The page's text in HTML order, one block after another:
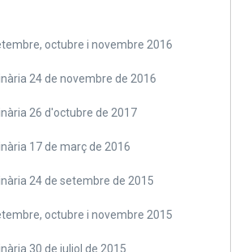
octubre i novembre 2016
24 de novembre de 2016
26 d'octubre de 2017
17 de març de 2016
24 de setembre de 2015
octubre i novembre 2015
30 de juliol de 2015